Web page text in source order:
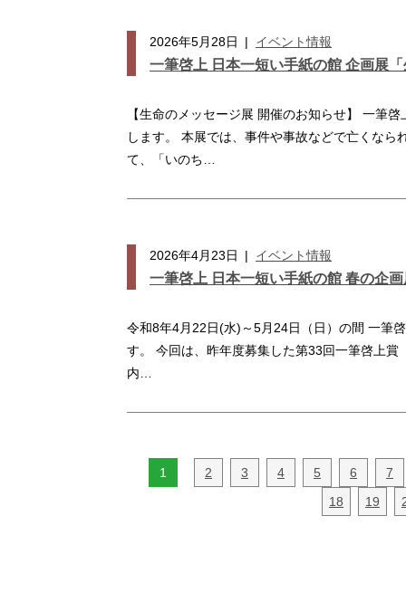
2026年5月28日 | イベント情報
一筆啓上 日本一短い手紙の館 企画展
【生命のメッセージ展 開催のお知らせ】 一筆
します。 本展では、事件や事故などで亡くな
て、「いのち…
2026年4月23日 | イベント情報
一筆啓上 日本一短い手紙の館 春の企
令和8年4月22日(水)～5月24日（日）の間 一筆
す。 今回は、昨年度募集した第33回一筆啓上
内…
1 2 3 4 5 6
7
18
19